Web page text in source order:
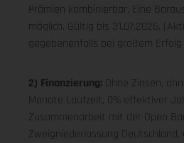
Prämien kombinierbar. Eine
möglich. Gültig bis 31.07.2026.
gegebenenfalls bei großem
2) Finanzierung: Ohne Zinsen,
Monate Laufzeit, 0% effektiver
Zusammenarbeit mit der Open
Zweigniederlassung